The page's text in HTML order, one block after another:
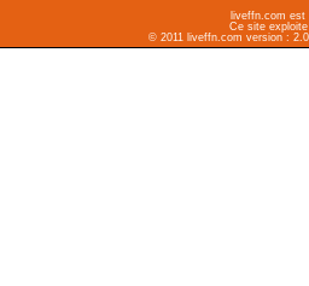
liveffn.com est
Ce site
© 2011 liveffn.com version :